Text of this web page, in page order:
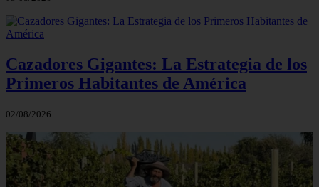
Cazadores Gigantes: La Estrategia de los
Primeros Habitantes de América
02/08/2026